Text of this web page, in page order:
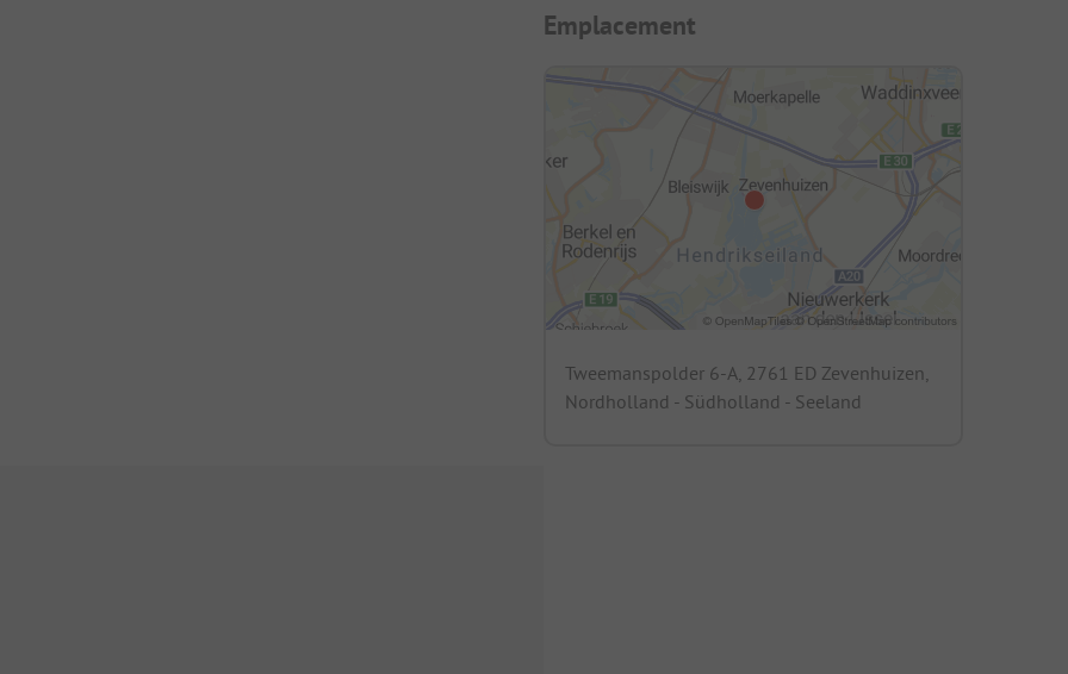
Emplacement
Tweemanspolder 6-A, 2761 ED Zevenhuizen,
Nordholland - Südholland - Seeland